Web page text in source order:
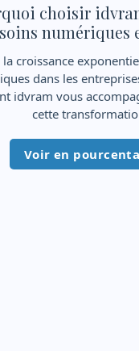
choisir
numériques
la croissance
dans les
idvram vous
cette
Voir en